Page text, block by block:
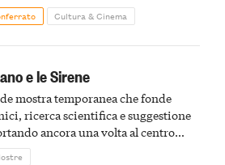
Cultura & Cinema
e le Sirene
mostra temporanea che fonde
ricerca scientifica e suggestione
ancora una volta al centro
le meraviglie del passato astigiano